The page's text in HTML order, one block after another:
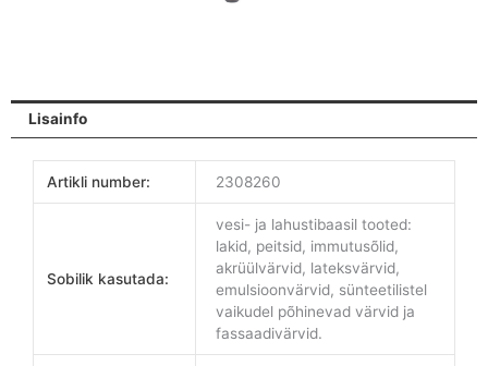
Lisainfo
Artikli number: 2308260
Sobilik kasutada:
vesi- ja lahustibaasil tooted:
lakid, peitsid, immutusõlid,
akrüülvärvid, lateksvärvid,
emulsioonvärvid, sünteetilistel
vaikudel põhinevad värvid ja
fassaadivärvid.